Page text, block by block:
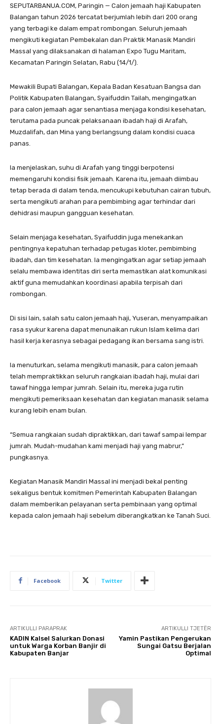
SEPUTARBANUA.COM, Paringin — Calon jemaah haji Kabupaten
Balangan tahun 2026 tercatat berjumlah lebih dari 200 orang
yang terbagi ke dalam empat rombongan. Seluruh jemaah
mengikuti kegiatan Pembekalan dan Praktik Manasik Mandiri
Massal yang dilaksanakan di halaman Expo Tugu Maritam,
Kecamatan Paringin Selatan, Rabu (14/1/).
Mewakili Bupati Balangan, Kepala Badan Kesatuan Bangsa dan
Politik Kabupaten Balangan, Syaifuddin Tailah, mengingatkan
para calon jemaah agar senantiasa menjaga kondisi kesehatan,
terutama pada puncak pelaksanaan ibadah haji di Arafah,
Muzdalifah, dan Mina yang berlangsung dalam kondisi cuaca
panas.
Ia menjelaskan, suhu di Arafah yang tinggi berpotensi
memengaruhi kondisi fisik jemaah. Karena itu, jemaah diimbau
tetap berada di dalam tenda, mencukupi kebutuhan cairan tubuh,
serta mengikuti arahan para pembimbing agar terhindar dari
dehidrasi maupun gangguan kesehatan.
Selain menjaga kesehatan, Syaifuddin juga menekankan
pentingnya kepatuhan terhadap petugas kloter, pembimbing
ibadah, dan tim kesehatan. Ia mengingatkan agar setiap jemaah
selalu membawa identitas diri serta memastikan alat komunikasi
aktif guna memudahkan koordinasi apabila terpisah dari
rombongan.
Di sisi lain, salah satu calon jemaah haji, Yuseran, menyampaikan
rasa syukur karena dapat menunaikan rukun Islam kelima dari
hasil kerja kerasnya sebagai pedagang ikan bersama sang istri.
Ia menuturkan, selama mengikuti manasik, para calon jemaah
telah mempraktikkan seluruh rangkaian ibadah haji, mulai dari
tawaf hingga lempar jumrah. Selain itu, mereka juga rutin
mengikuti pemeriksaan kesehatan dan kegiatan manasik selama
kurang lebih enam bulan.
“Semua rangkaian sudah dipraktikkan, dari tawaf sampai lempar
jumrah. Mudah-mudahan kami menjadi haji yang mabrur,”
pungkasnya.
Kegiatan Manasik Mandiri Massal ini menjadi bekal penting
sekaligus bentuk komitmen Pemerintah Kabupaten Balangan
dalam memberikan pelayanan serta pembinaan yang optimal
kepada calon jemaah haji sebelum diberangkatkan ke Tanah Suci.
Facebook Twitter
ARTIKULLI PARAPRAK
KADIN Kalsel Salurkan Donasi
untuk Warga Korban Banjir di
Kabupaten Banjar
ARTIKULLI TJETËR
Yamin Pastikan Pengerukan
Sungai Gatsu Berjalan
Optimal